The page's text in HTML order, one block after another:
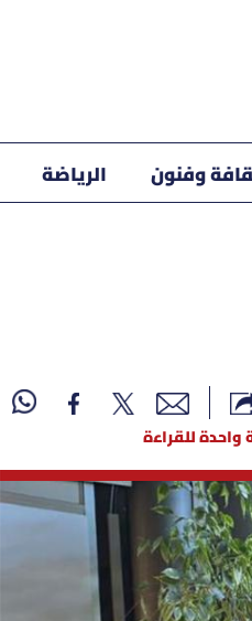
وفنون الرياضة
واحدة للقراءة